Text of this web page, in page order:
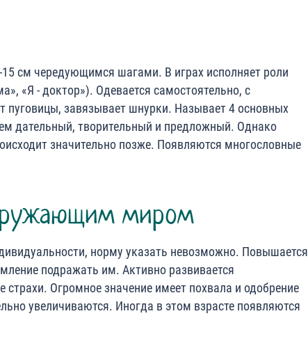
15 см чередующимся шагами. В играх исполняет роли
«Я - доктор»). Одевается самостоятельно, с
пуговицы, завязывает шнурки. Называет 4 основных
дательный, творительный и предложный. Однако
значительно позже. Появляются многословные
миром
норму указать невозможно. Повышается
подражать им. Активно развивается
страхи. Огромное значение имеет похвала и одобрение
увеличиваются. Иногда в этом взрасте появляются